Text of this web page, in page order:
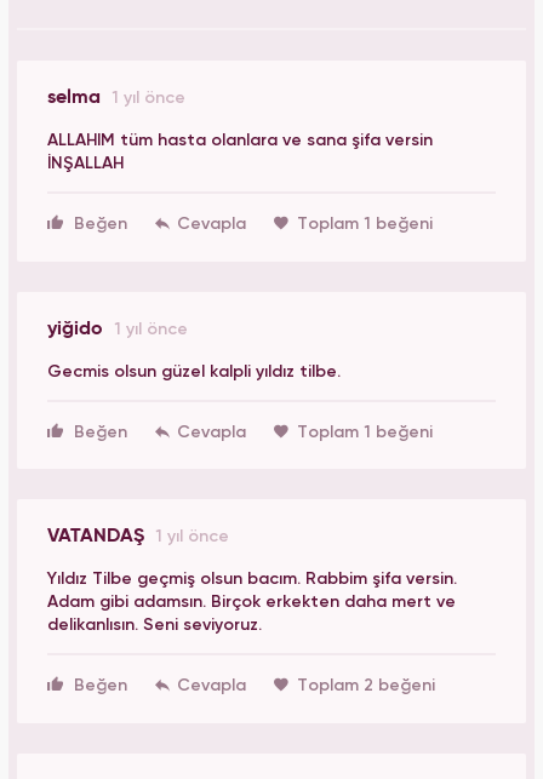
selma 1 yıl önce
ALLAHIM tüm hasta olanlara ve sana şifa versin
İNŞALLAH
Beğen Toplam 1 beğeni
yiğido 1 yıl önce
Gecmis olsun güzel kalpli yıldız tilbe.
Beğen Toplam 1 beğeni
VATANDAŞ 1 yıl önce
Yıldız Tilbe geçmiş olsun bacım. Rabbim şifa versin.
Adam gibi adamsın. Birçok erkekten daha mert ve
delikanlısın. Seni seviyoruz.
Beğen Toplam 2 beğeni